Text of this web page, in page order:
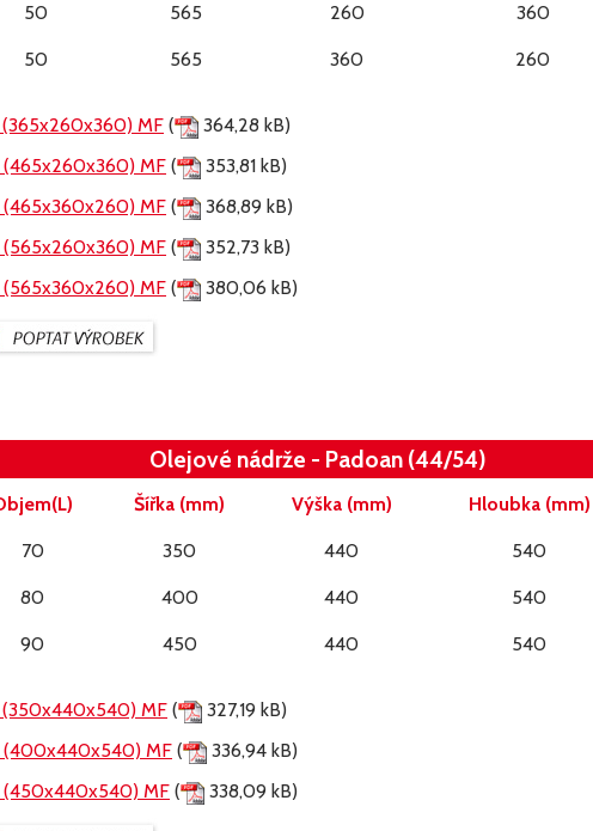
50 565 260 360
50 565 360 260
MF (
364,28 kB)
MF (
353,81 kB)
MF (
368,89 kB)
MF (
352,73 kB)
MF ( 380,06 kB)
Olejové nádrže - Padoan (44/54)
Šířka (mm) Výška (mm) Hloubka (mm)
70 350 440 540
80 400 440 540
90 450 440 540
(350x440x540) MF (
327,19 kB)
MF (
336,94 kB)
MF ( 338,09 kB)